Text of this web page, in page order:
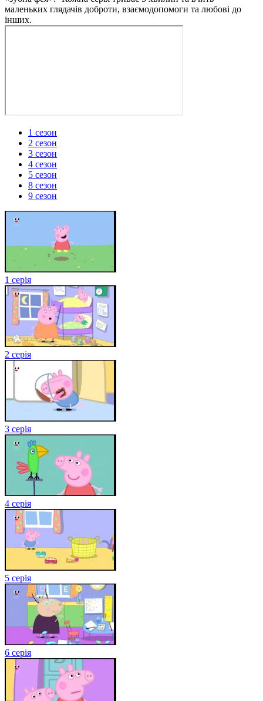
маленьких глядачів доброти, взаємодопомоги та любові до
інших.
1 сезон
2 сезон
3 сезон
4 сезон
5 сезон
8 сезон
9 сезон
1 серія
2 серія
3 серія
4 серія
5 серія
6 серія